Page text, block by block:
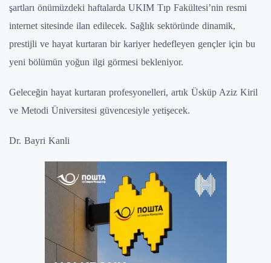
şartları önümüzdeki haftalarda UKIM Tıp Fakültesi’nin resmi
internet sitesinde ilan edilecek. Sağlık sektöründe dinamik,
prestijli ve hayat kurtaran bir kariyer hedefleyen gençler için bu
yeni bölümün yoğun ilgi görmesi bekleniyor.
Geleceğin hayat kurtaran profesyonelleri, artık Üsküp Aziz Kiril
ve Metodi Üniversitesi güvencesiyle yetişecek.
Dr. Bayri Kanli